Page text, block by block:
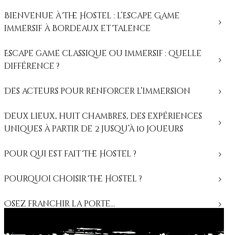
Bienvenue à The Hostel : l’Escape Game
immersif à Bordeaux et Talence
Escape game classique ou immersif : quelle
différence ?
Des acteurs pour renforcer l’immersion
Deux lieux, huit chambres, des expériences
uniques à partir de 2 jusqu’à 10 joueurs
Pour qui est fait The Hostel ?
Pourquoi choisir The Hostel ?
Osez franchir la porte…